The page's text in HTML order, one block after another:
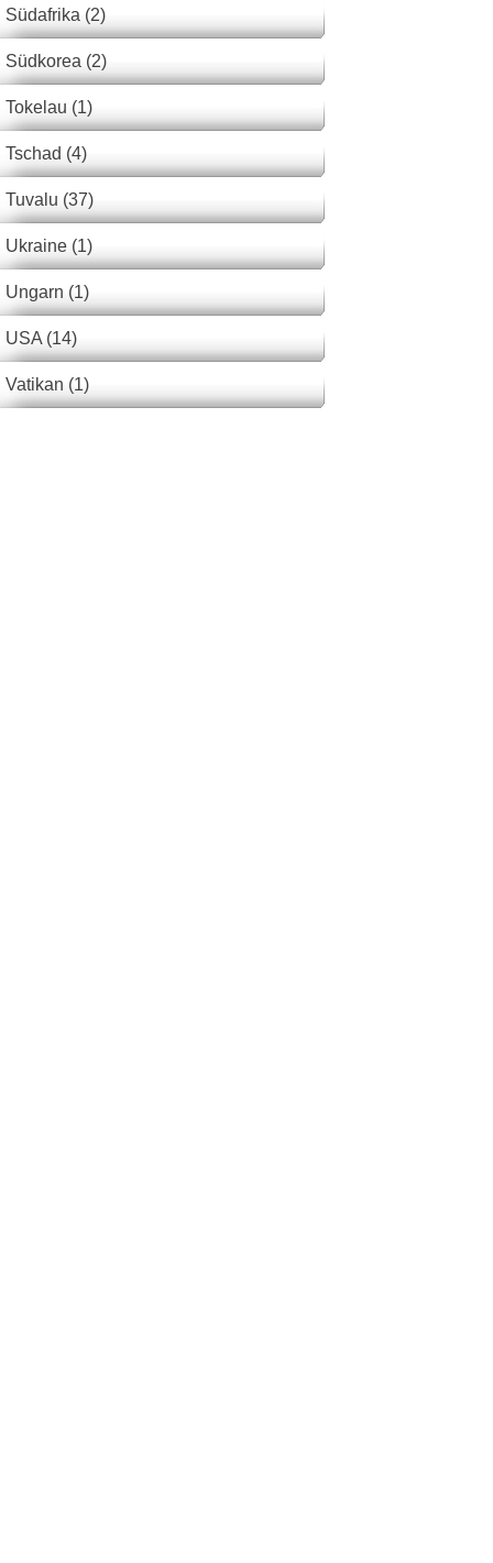
Südafrika (2)
Südkorea (2)
Tokelau (1)
Tschad (4)
Tuvalu (37)
Ukraine (1)
Ungarn (1)
USA (14)
Vatikan (1)